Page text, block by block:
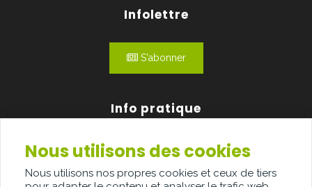
Infolettre
S'abonner
Info pratique
Qui sommes-nous?
Publicité
Nous utilisons des cookies
Nous utilisons nos propres cookies et ceux de tiers